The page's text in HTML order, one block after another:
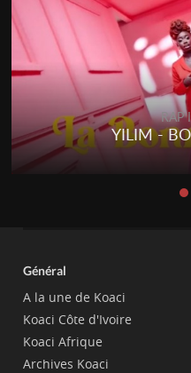
RAP
YILIM -
Général
A la une de Koaci
Koaci Côte d'Ivoire
Koaci Afrique
Archives Koaci